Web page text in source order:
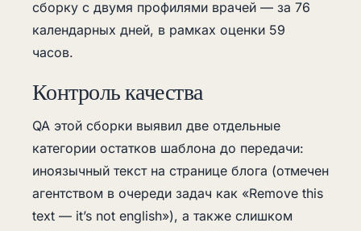
сборку с двумя профилями врачей — за 76
календарных дней, в рамках оценки 59
часов.
Контроль качества
QA этой сборки выявил две отдельные
категории остатков шаблона до передачи:
иноязычный текст на странице блога (отмечен
агентством в очереди задач как «Remove this
text — it’s not english»), а также слишком